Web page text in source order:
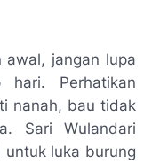
awal, jangan lupa
hari. Perhatikan
nanah, bau tidak
Sari Wulandari
untuk luka burung